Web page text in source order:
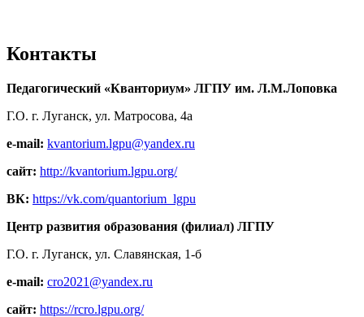
Контакты
Педагогический «Кванториум» ЛГПУ им. Л.М.Лоповка
Г.О. г. Луганск, ул. Матросова, 4а
e-mail: kvantorium.lgpu@yandex.ru
сайт: http://kvantorium.lgpu.org/
ВК: https://vk.com/quantorium_lgpu
Центр развития образования (филиал) ЛГПУ
Г.О. г. Луганск, ул. Славянская, 1-б
e-mail: cro2021@yandex.ru
сайт: https://rcro.lgpu.org/